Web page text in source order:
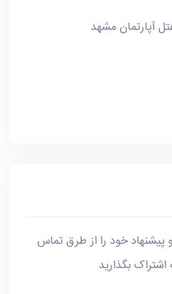
آپارتمان مشهد
پیشنهاد خود را از طرق تماس
اشتراک بگذارید